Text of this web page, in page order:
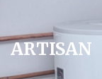
ARTISAN